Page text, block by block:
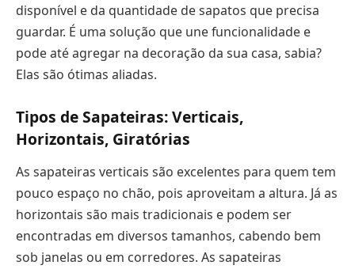
disponível e da quantidade de sapatos que precisa
guardar. É uma solução que une funcionalidade e
pode até agregar na decoração da sua casa, sabia?
Elas são ótimas aliadas.
Tipos de Sapateiras: Verticais,
Horizontais, Giratórias
As sapateiras verticais são excelentes para quem tem
pouco espaço no chão, pois aproveitam a altura. Já as
horizontais são mais tradicionais e podem ser
encontradas em diversos tamanhos, cabendo bem
sob janelas ou em corredores. As sapateiras